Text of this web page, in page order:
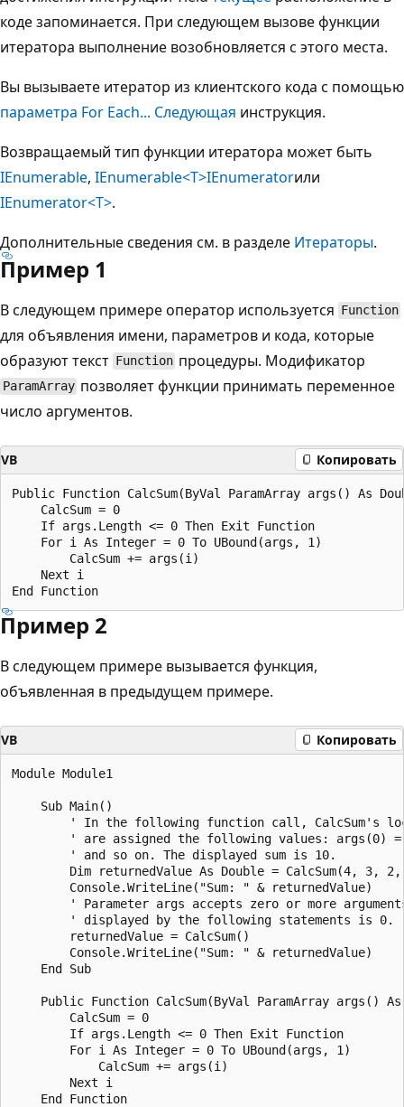
коде запоминается. При следующем вызове функции
итератора выполнение возобновляется с этого места.
Вы вызываете итератор из клиентского кода с помощью
параметра For Each... Следующая инструкция.
Возвращаемый тип функции итератора может быть
IEnumerable, IEnumerable<T>IEnumeratorили
IEnumerator<T>.
Дополнительные сведения см. в разделе Итераторы.
Пример 1
В следующем примере оператор используется Function
для объявления имени, параметров и кода, которые
образуют текст Function процедуры. Модификатор
ParamArray позволяет функции принимать переменное
число аргументов.
VB Копировать
Public Function CalcSum(ByVal ParamArray args() As
    CalcSum = 0
    If args.Length <= 0 Then Exit Function
    For i As Integer = 0 To UBound(args, 1)
        CalcSum += args(i)
    Next i
Пример 2
В следующем примере вызывается функция,
объявленная в предыдущем примере.
VB Копировать
Module Module1
    Sub Main()
' In the following function call, CalcSum's
' are assigned the following values: args(0)
        ' and so on. The displayed sum is 10.
Dim returnedValue As Double = CalcSum(4, 3, 2,
        Console.WriteLine("Sum: " & returnedValue)
' Parameter args accepts zero or more
        ' displayed by the following statements is 0.
        returnedValue = CalcSum()
        Console.WriteLine("Sum: " & returnedValue)
    End Sub
Public Function CalcSum(ByVal ParamArray args()
        CalcSum = 0
        If args.Length <= 0 Then Exit Function
        For i As Integer = 0 To UBound(args, 1)
            CalcSum += args(i)
        Next i
    End Function